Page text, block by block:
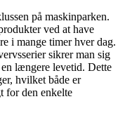
på maskinparken.
ved at have
i mange timer hver dag.
sikrer man sig
en længere levetid. Dette
hvilket både er
for den enkelte